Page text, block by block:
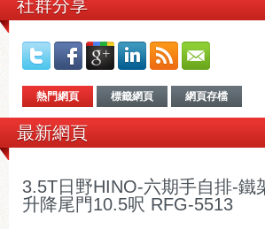
社群分享
熱門網頁 標籤網頁 網頁存檔
最新網頁
3.5T日野HINO-六期手自排-鐵
升降尾門10.5呎 RFG-5513